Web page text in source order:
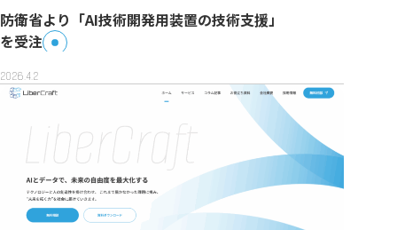
防衛省より「AI技術開発用装置の技術支援」
を受注
2026.4.2